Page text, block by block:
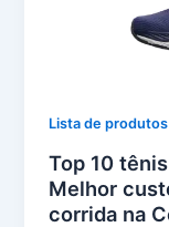
Lista de produtos
Top 10
Melhor
corrida na